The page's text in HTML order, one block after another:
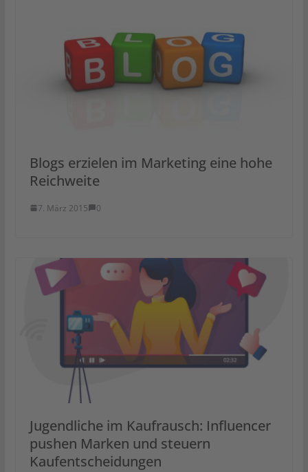
Blogs erzielen im Marketing eine hohe
Reichweite
7. März 2015 0
Jugendliche im Kaufrausch: Influencer
pushen Marken und steuern
Kaufentscheidungen